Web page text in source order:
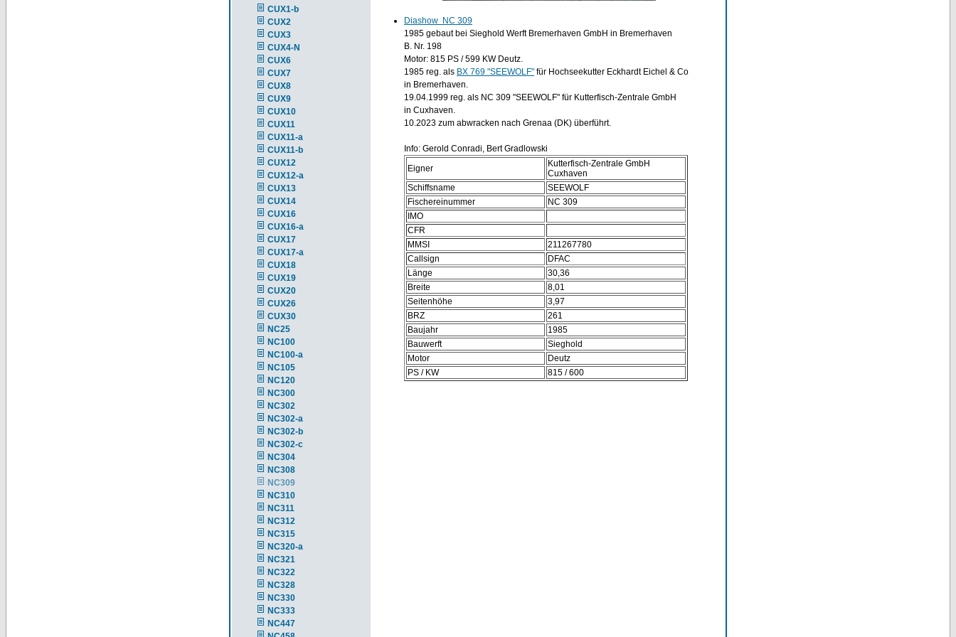
CUX1-b
CUX2
CUX3
CUX4-N
CUX6
CUX7
CUX8
CUX9
CUX10
CUX11
CUX11-a
CUX11-b
CUX12
CUX12-a
CUX13
CUX14
CUX16
CUX16-a
CUX17
CUX17-a
CUX18
CUX19
CUX20
CUX26
CUX30
NC25
NC100
NC100-a
NC105
NC120
NC300
NC302
NC302-a
NC302-b
NC302-c
NC304
NC308
NC309
NC310
NC311
NC312
NC315
NC320-a
NC321
NC322
NC328
NC330
NC333
NC447
Diashow NC 309
1985 gebaut bei Sieghold Werft Bremerhaven GmbH in Bremerhaven
B. Nr. 198
Motor: 815 PS / 599 KW Deutz.
1985 reg. als BX 769 "SEEWOLF" für Hochseekutter Eckhardt Eichel & Co
in Bremerhaven.
19.04.1999 reg. als NC 309 "SEEWOLF" für Kutterfisch-Zentrale GmbH
in Cuxhaven.
10.2023 zum abwracken nach Grenaa (DK) überführt.
Info: Gerold Conradi, Bert Gradlowski
Eigner
Kutterfisch-Zentrale GmbH
Cuxhaven
Schiffsname
SEEWOLF
Fischereinummer
NC 309
IMO
CFR
MMSI
211267780
Callsign
DFAC
Länge
30,36
Breite
8,01
Seitenhöhe
3,97
BRZ
261
Baujahr
1985
Bauwerft
Sieghold
Motor
Deutz
PS / KW
815 / 600